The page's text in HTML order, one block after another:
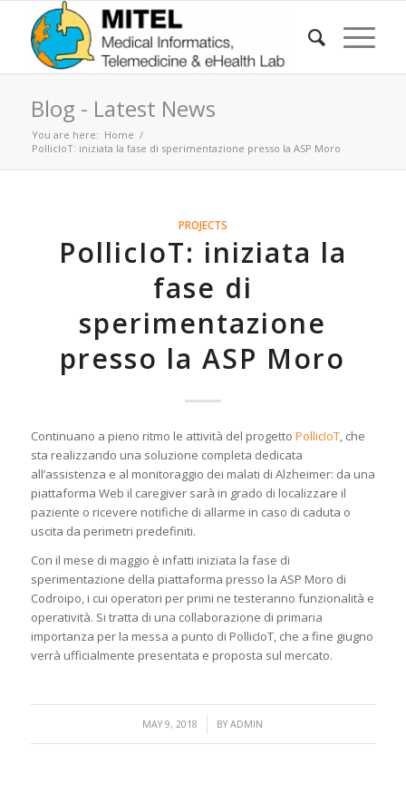
Blog - Latest News
You are here: Home /
PollicIoT: iniziata la fase di sperimentazione presso la ASP Moro
PROJECTS
PollicIoT: iniziata la
fase di
sperimentazione
presso la ASP Moro
Continuano a pieno ritmo le attività del progetto PollicIoT, che
sta realizzando una soluzione completa dedicata
all’assistenza e al monitoraggio dei malati di Alzheimer: da una
piattaforma Web il caregiver sarà in grado di localizzare il
paziente o ricevere notifiche di allarme in caso di caduta o
uscita da perimetri predefiniti.
Con il mese di maggio è infatti iniziata la fase di
sperimentazione della piattaforma presso la ASP Moro di
Codroipo, i cui operatori per primi ne testeranno funzionalità e
operatività. Si tratta di una collaborazione di primaria
importanza per la messa a punto di PollicIoT, che a fine giugno
verrà ufficialmente presentata e proposta sul mercato.
MAY 9, 2018
/ BYADMIN